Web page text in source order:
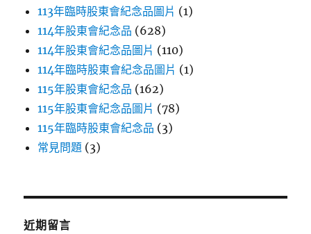
113年臨時股東會紀念品圖片 (1)
114年股東會紀念品 (628)
114年股東會紀念品圖片 (110)
114年臨時股東會紀念品圖片 (1)
115年股東會紀念品 (162)
115年股東會紀念品圖片 (78)
115年臨時股東會紀念品 (3)
常見問題 (3)
近期留言